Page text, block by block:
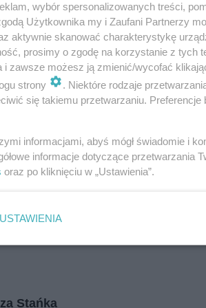
Stańka
regulamin korzystania z portali
Tarnowskie
Ruda
Tychy
Bytom
Katowice
Zabrze
Zagłębie
wybór spersonalizowanych treści,
Użytkownika my i Zaufani Partnerzy
aktywnie skanować charakterystykę
prosimy o zgodę na korzystanie z tych
i zawsze możesz ją zmienić/wycofać
strony
. Niektóre rodzaje
się takiemu przetwarzaniu. Preferencje
informacjami, abyś mógł świadomie i
informacje dotyczące przetwarzania
oraz po kliknięciu w „Ustawienia”.
USTAWIENIA